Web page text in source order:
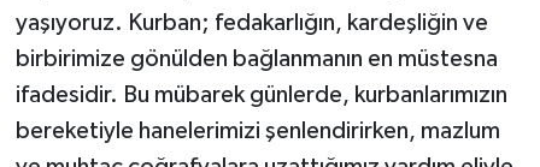
yaşıyoruz. Kurban; fedakarlığın, kardeşliğin ve
birbirimize gönülden bağlanmanın en müstesna
ifadesidir. Bu mübarek günlerde, kurbanlarımızın
bereketiyle hanelerimizi şenlendirirken, mazlum